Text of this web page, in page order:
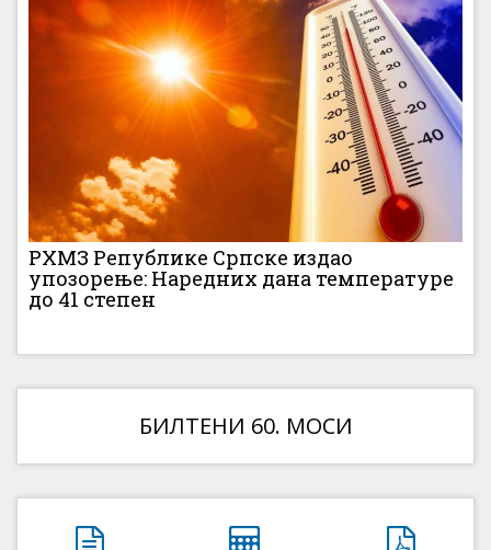
РХМЗ Републике Српске издао
упозорење: Наредних дана температуре
до 41 степен
БИЛТЕНИ 60. МОСИ